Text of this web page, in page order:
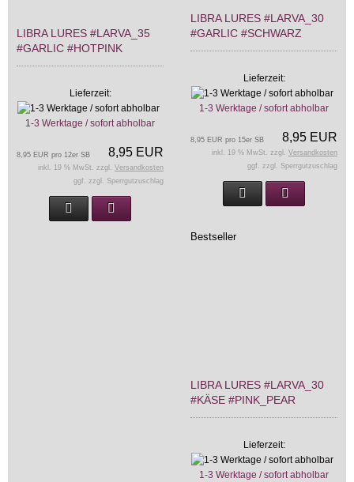
LIBRA LURES #LARVA_35
#GARLIC #HOTPINK
Lieferzeit:
1-3 Werktage / sofort abholbar
8,95 EUR
8,95 EUR pro 12er SB
inkl. 19 % MwSt. zzgl. Versandkosten
ggf. zzgl. Sperrgutzuschlag
LIBRA LURES #LARVA_30
#GARLIC #SCHWARZ
Lieferzeit:
1-3 Werktage / sofort abholbar
8,95 EUR
8,95 EUR pro 15er SB
inkl. 19 % MwSt. zzgl. Versandkosten
ggf. zzgl. Sperrgutzuschlag
Bestseller
LIBRA LURES #LARVA_30
#KÄSE #PINK_PEAR
Lieferzeit:
1-3 Werktage / sofort abholbar